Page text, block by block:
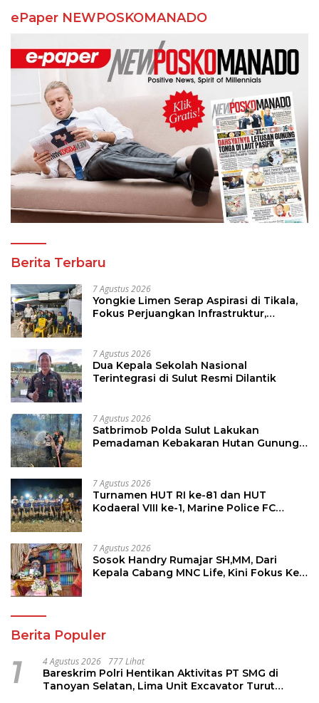
ePaper NEWPOSKOMANADO
Berita Terbaru
7 Agustus 2026
Yongkie Limen Serap Aspirasi di Tikala,
Fokus Perjuangkan Infrastruktur,
7 Agustus 2026
Dua Kepala Sekolah Nasional
Terintegrasi di Sulut Resmi Dilantik
7 Agustus 2026
Satbrimob Polda Sulut Lakukan
Pemadaman Kebakaran Hutan Gunung
7 Agustus 2026
Turnamen HUT RI ke-81 dan HUT
Kodaeral VIII ke-1, Marine Police FC
7 Agustus 2026
Sosok Handry Rumajar SH,MM, Dari
Kepala Cabang MNC Life, Kini Fokus Ke
Berita Populer
1 4 Agustus 2026 777 Lihat
Bareskrim Polri Hentikan Aktivitas PT SMG di
Tanoyan Selatan, Lima Unit Excavator Turut